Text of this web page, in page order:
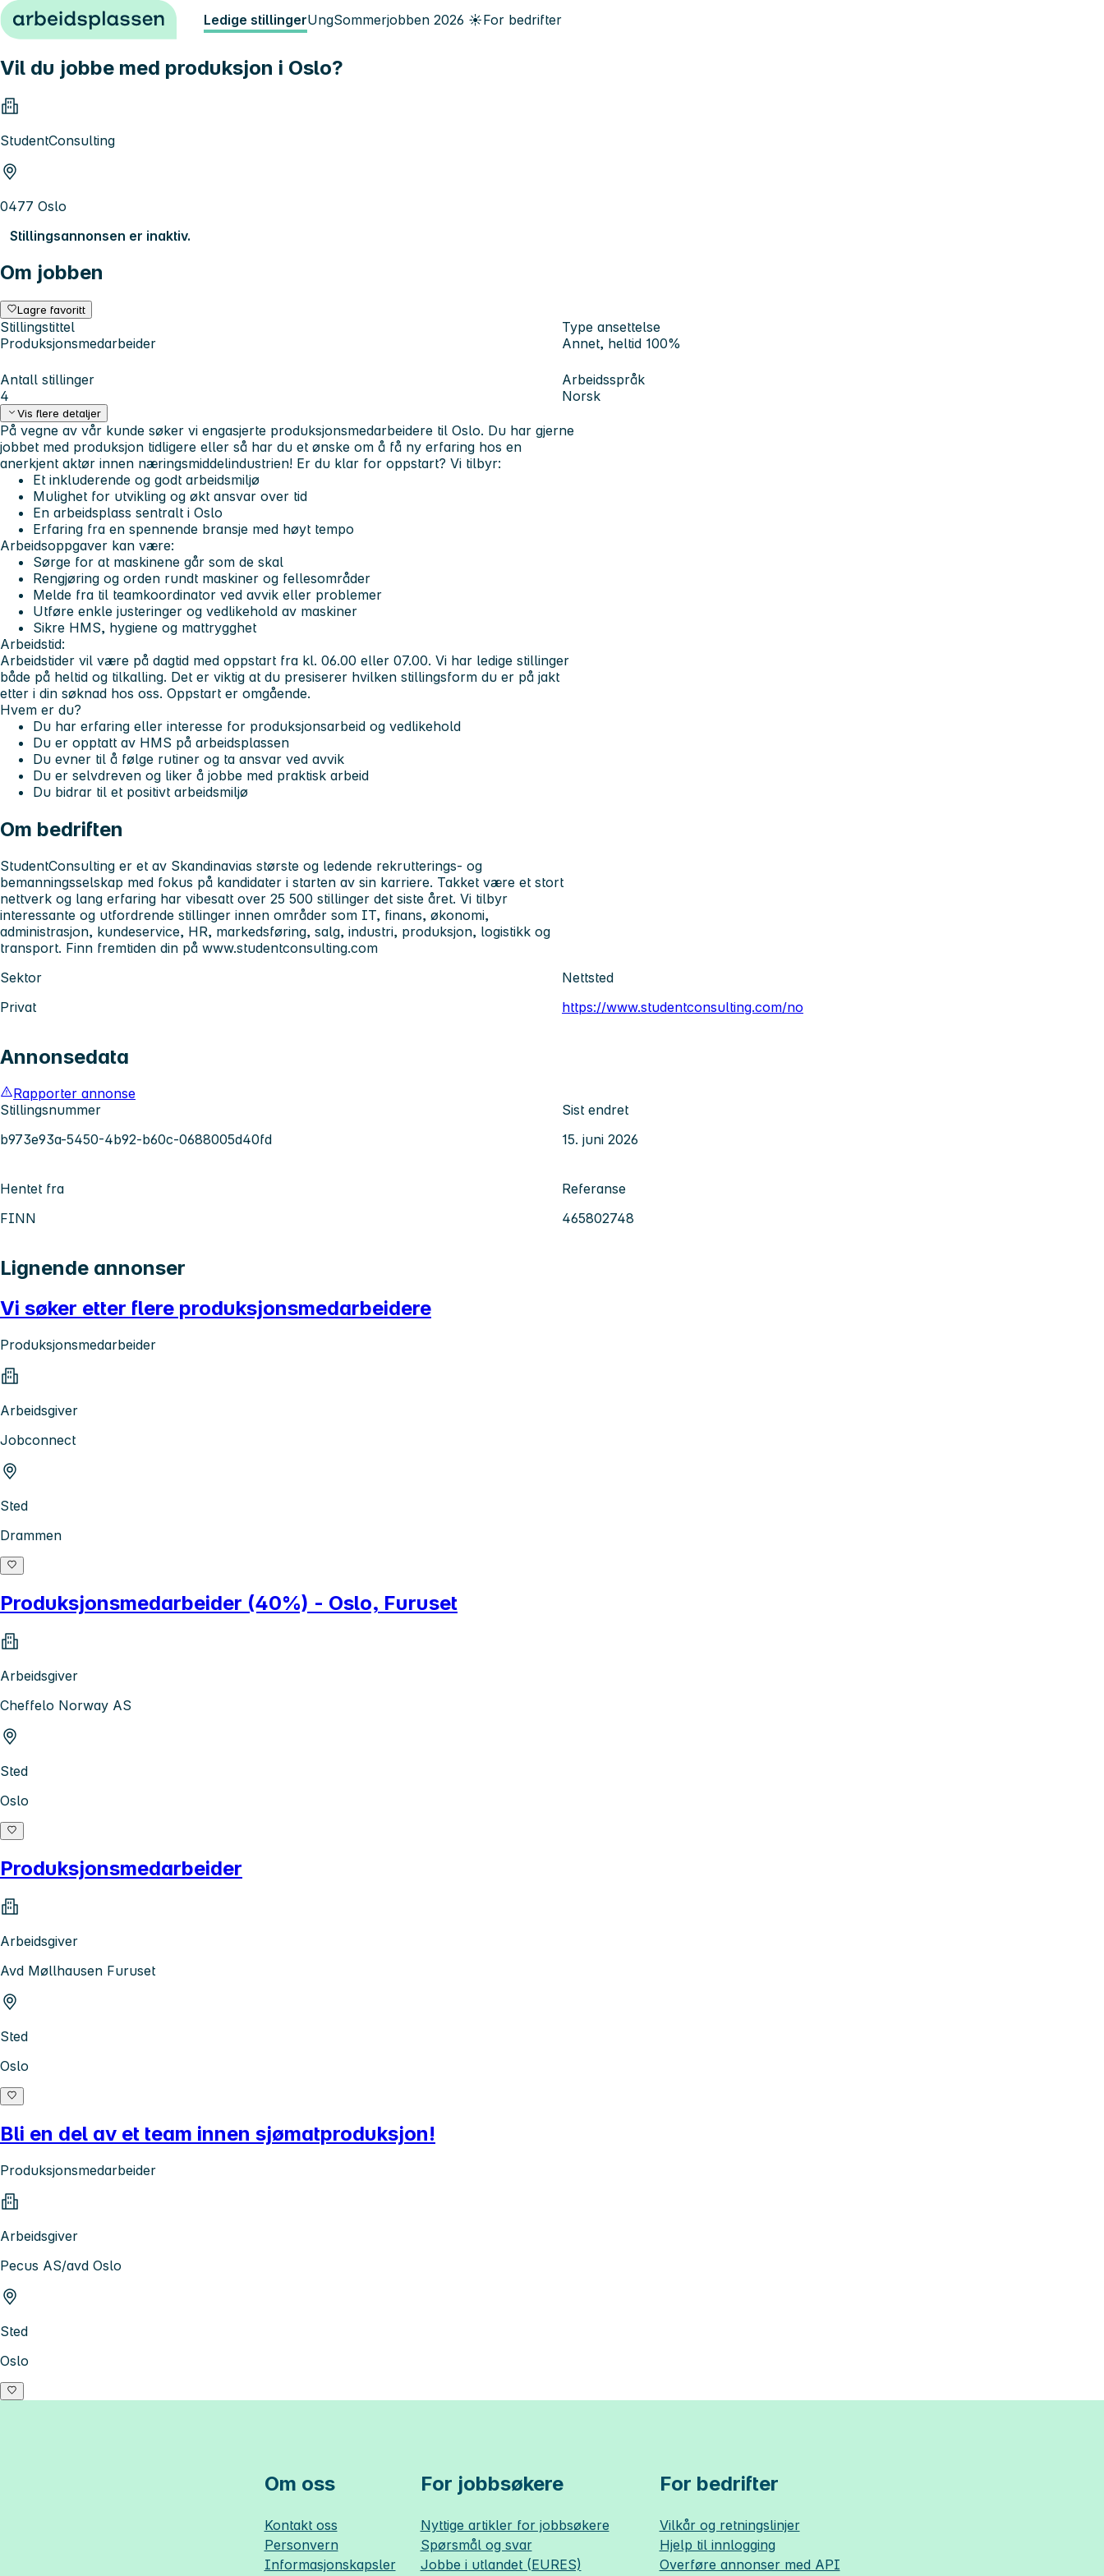
Hopp til innhold Ledige stillingerUngSommerjobben 2026 ☀️For bedrifter
Vil du jobbe med produksjon i Oslo?
StudentConsulting
0477 Oslo
Stillingsannonsen er inaktiv.
Om jobben
Lagre favoritt
Stillingstittel
Produksjonsmedarbeider
Type ansettelse
Annet, heltid 100%
Antall stillinger
4
Arbeidsspråk
Norsk
Vis flere detaljer
På vegne av vår kunde søker vi engasjerte produksjonsmedarbeidere til Oslo. Du har gjerne
jobbet med produksjon tidligere eller så har du et ønske om å få ny erfaring hos en
anerkjent aktør innen næringsmiddelindustrien! Er du klar for oppstart? Vi tilbyr:
Et inkluderende og godt arbeidsmiljø
Mulighet for utvikling og økt ansvar over tid
En arbeidsplass sentralt i Oslo
Erfaring fra en spennende bransje med høyt tempo
Arbeidsoppgaver kan være:
Sørge for at maskinene går som de skal
Rengjøring og orden rundt maskiner og fellesområder
Melde fra til teamkoordinator ved avvik eller problemer
Utføre enkle justeringer og vedlikehold av maskiner
Sikre HMS, hygiene og mattrygghet
Arbeidstid:
Arbeidstider vil være på dagtid med oppstart fra kl. 06.00 eller 07.00. Vi har ledige stillinger
både på heltid og tilkalling. Det er viktig at du presiserer hvilken stillingsform du er på jakt
etter i din søknad hos oss. Oppstart er omgående.
Hvem er du?
Du har erfaring eller interesse for produksjonsarbeid og vedlikehold
Du er opptatt av HMS på arbeidsplassen
Du evner til å følge rutiner og ta ansvar ved avvik
Du er selvdreven og liker å jobbe med praktisk arbeid
Du bidrar til et positivt arbeidsmiljø
Om bedriften
StudentConsulting er et av Skandinavias største og ledende rekrutterings- og
bemanningsselskap med fokus på kandidater i starten av sin karriere. Takket være et stort
nettverk og lang erfaring har vibesatt over 25 500 stillinger det siste året. Vi tilbyr
interessante og utfordrende stillinger innen områder som IT, finans, økonomi,
administrasjon, kundeservice, HR, markedsføring, salg, industri, produksjon, logistikk og
transport. Finn fremtiden din på www.studentconsulting.com
Sektor
Privat
Nettsted
https://www.studentconsulting.com/no
Annonsedata
Rapporter annonse
Stillingsnummer
b973e93a-5450-4b92-b60c-0688005d40fd
Sist endret
15. juni 2026
Hentet fra
FINN
Referanse
465802748
Lignende annonser
Vi søker etter flere produksjonsmedarbeidere
Produksjonsmedarbeider
Arbeidsgiver
Jobconnect
Sted
Drammen
Produksjonsmedarbeider (40%) - Oslo, Furuset
Arbeidsgiver
Cheffelo Norway AS
Sted
Oslo
Produksjonsmedarbeider
Arbeidsgiver
Avd Møllhausen Furuset
Sted
Oslo
Bli en del av et team innen sjømatproduksjon!
Produksjonsmedarbeider
Arbeidsgiver
Pecus AS/avd Oslo
Sted
Oslo
Om oss
Kontakt oss
Personvern
Informasjonskapsler
For jobbsøkere
Nyttige artikler for jobbsøkere
Spørsmål og svar
Jobbe i utlandet (EURES)
For bedrifter
Vilkår og retningslinjer
Hjelp til innlogging
Overføre annonser med API